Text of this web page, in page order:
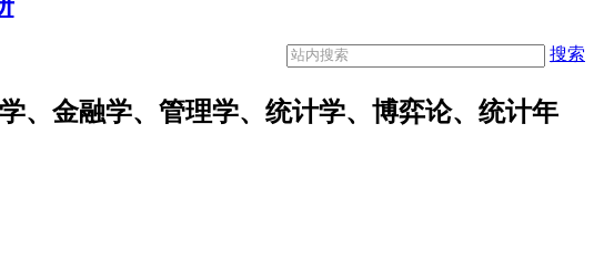
搜索
、金融学、管理学、统计学、博弈论、统计年